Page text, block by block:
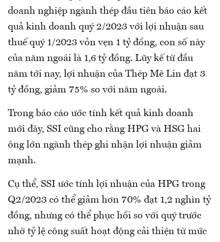
doanh nghiệp ngành thép đầu tiên báo cáo kết
quả kinh doanh quý 2/2023 với lợi nhuận sau
thuế quý 1/2023 vỏn vẹn 1 tỷ đồng, con số này
của năm ngoái là 1,6 tỷ đồng. Lũy kế từ đầu
năm tới nay, lợi nhuận của Thép Mê Lin đạt 3
tỷ đồng, giảm 75% so với năm ngoái.
Trong báo cáo ước tính kết quả kinh doanh
mới đây, SSI cũng cho rằng HPG và HSG hai
ông lớn ngành thép ghi nhận lợi nhuận giảm
mạnh.
Cụ thể, SSI ước tính lợi nhuận của HPG trong
Q2/2023 có thể giảm hơn 70% đạt 1,2 nghìn tỷ
đồng, nhưng có thể phục hồi so với quý trước
nhờ tỷ lệ công suất hoạt động cải thiện từ mức